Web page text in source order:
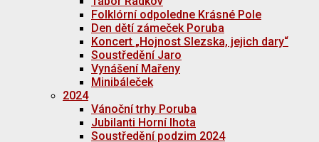
Folklórní odpoledne Krásné Pole
Den dětí zámeček Poruba
Koncert „Hojnost Slezska, jejich dary“
Soustředění Jaro
Vynášení Mařeny
Minibáleček
2024
Vánoční trhy Poruba
Jubilanti Horní lhota
Soustředění podzim 2024